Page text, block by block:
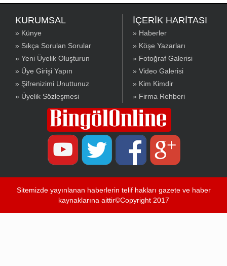
KURUMSAL
» Künye
» Sıkça Sorulan Sorular
» Yeni Üyelik Oluşturun
» Üye Girişi Yapın
» Şifrenizimi Unuttunuz
» Üyelik Sözleşmesi
İÇERİK HARİTASI
» Haberler
» Köşe Yazarları
» Fotoğraf Galerisi
» Video Galerisi
» Kim Kimdir
» Firma Rehberi
Sitemizde yayınlanan haberlerin telif hakları gazete ve haber
kaynaklarına aittir©Copyright 2017